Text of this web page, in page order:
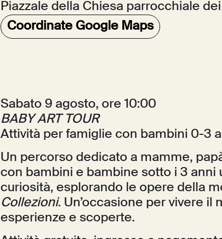
Piazzale della Chiesa parrocchiale
Coordinate Google Maps
Sabato 9 agosto, ore 10:00
BABY ART TOUR
Attività per famiglie con bambini 0-3
Un percorso dedicato a mamme,
con bambini e bambine sotto i 3 anni
curiosità, esplorando le opere della
Collezioni. Un’occasione per vivere il
esperienze e scoperte.